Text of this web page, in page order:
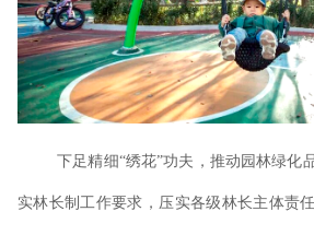
下足精细“绣花”功夫，推动园林绿化
实林长制工作要求，压实各级林长主体责